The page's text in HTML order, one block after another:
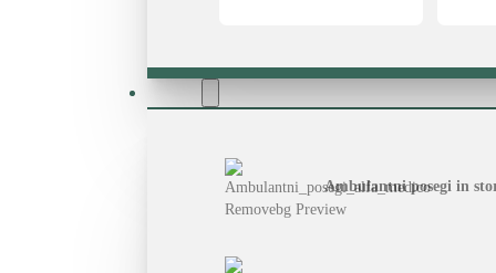
Ambulantni posegi in